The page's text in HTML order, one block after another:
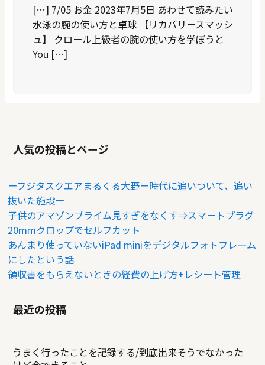
[…] 7/05 お金 2023年7月5日 あわせて読みたい
水泳の腕の使い方と卓球 【リカバリースマッシ
ュ】 クロール上級者の腕の使い方を学ぼうと
You […]
人気の投稿とページ
ーフジタスクエアまるくる大野ー時代に追いついて、追い
抜いた施設ー
子供のアマゾンプライム見すぎをなくす⇒スマートプラグ
20mmクロップでセルフカット
あんまり使っていないiPad miniをデジタルフォトフレーム
にしたという話
領収書をもらえないときの経費の上げ方+レシート管理
最近の投稿
うまく行ったことを記録する/到底出来そうでなかった